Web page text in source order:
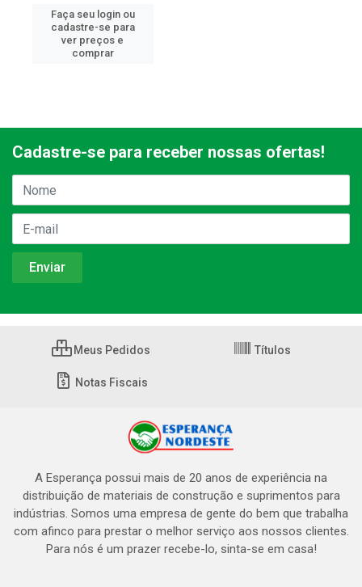
Faça seu login ou
cadastre-se para
ver preços e
comprar
Cadastre-se para receber nossas ofertas!
Meus Pedidos Títulos
Notas Fiscais
A Esperança possui mais de 20 anos de experiência na
distribuição de materiais de construção e suprimentos para
indústrias. Somos uma empresa de gente do bem que trabalha
com afinco para prestar o melhor serviço aos nossos clientes.
Para nós é um prazer recebe-lo, sinta-se em casa!